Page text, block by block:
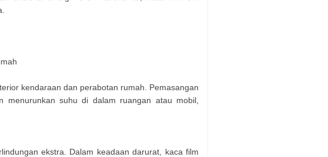
kendaraan dan perabotan rumah. Pemasangan
menurunkan suhu di dalam ruangan atau mobil,
ekstra. Dalam keadaan darurat, kaca film